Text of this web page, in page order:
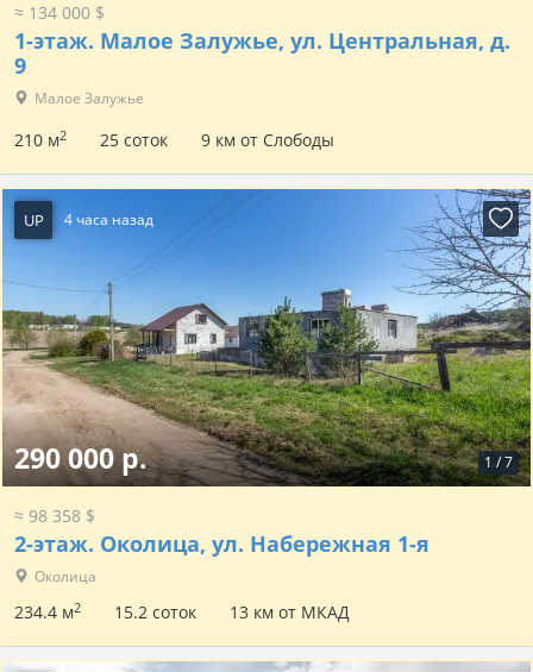
≈ 134 000 $
1-этаж. Малое Залужье, ул. Центральная, д.
9
Малое Залужье
210 м2 25 соток 9 км от Слободы
UP 4 часа назад
1 /7
290 000 р.
≈ 98 358 $
2-этаж. Околица, ул. Набережная 1-я
Околица
234.4 м2 15.2 соток 13 км от МКАД